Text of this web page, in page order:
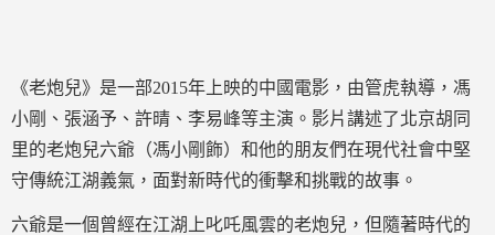
《老炮兒》是一部2015年上映的中國電影，由管虎執導，馮
小剛、張涵予、許晴、李易峰等主演。影片講述了北京胡同
里的老炮兒六爺（馮小剛飾）和他的朋友們在現代社會中堅
守傳統江湖義氣，面對新時代的衝擊和挑戰的故事。
六爺是一個曾經在江湖上叱吒風雲的老炮兒，但隨著時代的